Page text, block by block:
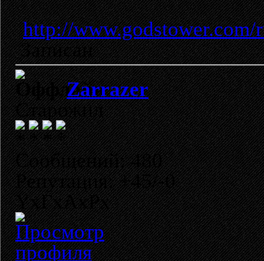
http://www.godstower.com/
Записан
Zarrazer
Старожил
Сообщений: 480
Репутация: +45/-0
YxГхАхРх